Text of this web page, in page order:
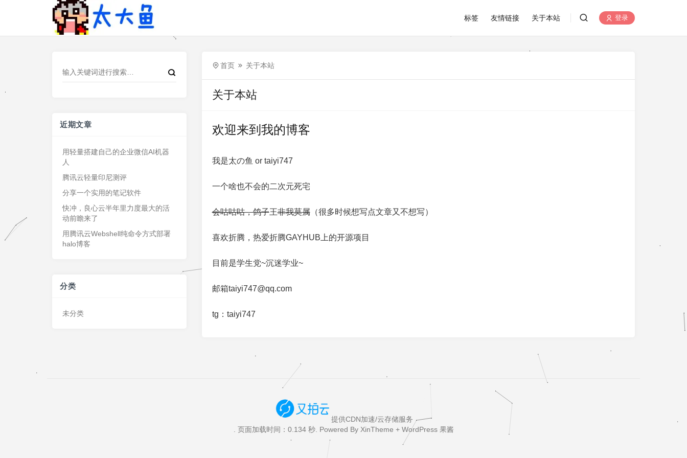
标签 友情链接 关于本站 登录
近期文章
用轻量搭建自己的企业微信AI机器
人
腾讯云轻量印尼测评
分享一个实用的笔记软件
快冲，良心云半年里力度最大的活
动前瞻来了
用腾讯云Webshell纯命令方式部署
halo博客
分类
未分类
首页 关于本站
关于本站
欢迎来到我的博客
我是太の鱼 or taiyi747
一个啥也不会的二次元死宅
会咕咕咕，鸽子王非我莫属（很多时候想写点文章又不想写）
喜欢折腾，热爱折腾GAYHUB上的开源项目
目前是学生党~沉迷学业~
邮箱taiyi747@qq.com
tg：taiyi747
提供CDN加速/云存储服务
. 页面加载时间：0.134 秒. Powered By XinTheme + WordPress 果酱